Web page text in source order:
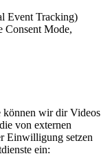
Event Tracking)
Consent Mode,
können wir dir Videos
von externen
Einwilligung setzen
ein: